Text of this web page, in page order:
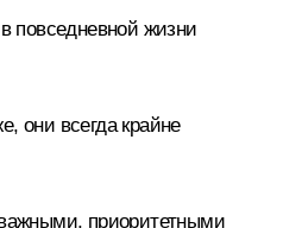
повседневной жизни
они всегда крайне
приоритетными